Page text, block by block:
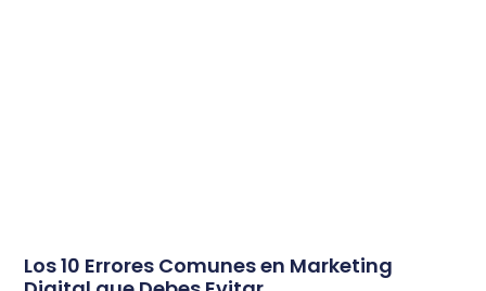
Los 10 Errores Comunes en Marketing